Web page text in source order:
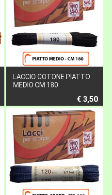
LACCIO COTONE PIATTO
MEDIO CM 180
€ 3,50